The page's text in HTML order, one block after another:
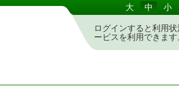
大 中 小
ログインすると利用
ービスを利用できます